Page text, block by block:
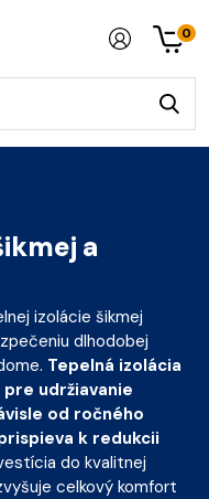
0
a
izolácie šikmej
dlhodobej
Tepelná izolácia
udržiavanie
od ročného
k redukcii
do kvalitnej
celkový komfort